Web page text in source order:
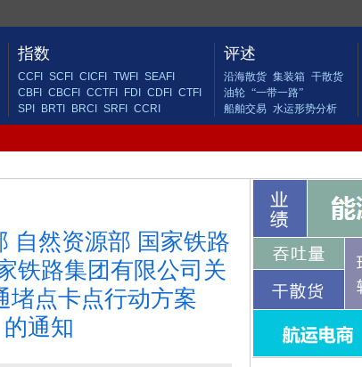
指数
CCFI SCFI CICFI TWFI
SEAFI
CBFI
CBCFI CCTFI FDI CDFI
CTFI
SPI
BRTI BRCI SRFI CCRI
评述
沿海散货 集装箱 干散货
油轮 “一带一路”
船舶交易 水运形势分析
自然资源部 国家铁路
铁路集团有限公司关
堵点卡点行动方案
的通知